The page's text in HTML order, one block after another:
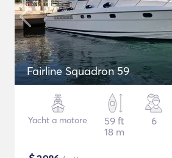
Fairline Squadron 59
Yacht a motore
59 ft
18 m
6